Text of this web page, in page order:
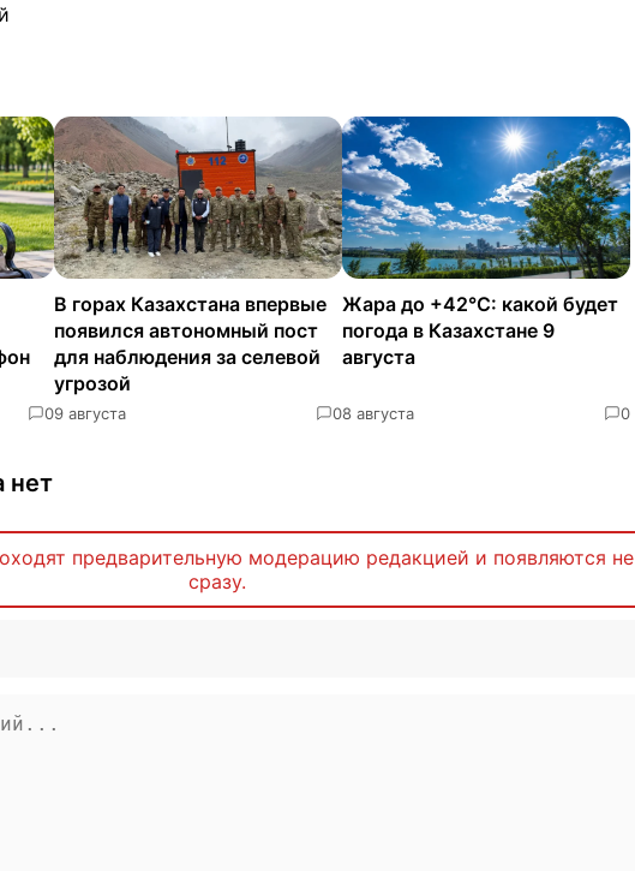
0
В горах Казахстана впервые
появился автономный пост
для наблюдения за селевой
угрозой
9 августа 0
Жара до +42°C: какой будет
погода в Казахстане 9
августа
8 августа 0
нет
предварительную модерацию редакцией и появляются не
сразу.